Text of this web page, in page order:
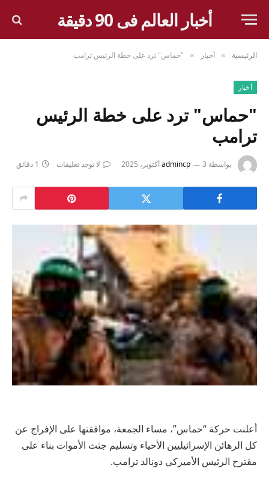
أخبار العالم فى 90 دقيقة
الرئيسية » أخبار » "حماس" ترد على خطة الرئيس ترامب
أخبار
"حماس" ترد على خطة الرئيس
ترامب
بواسطة admincp 3 أكتوبر، 2025 لا توجد تعليقات 1 دقائق
أعلنت حركة “حماس”، مساء الجمعة، موافقتها على الإفراج عن
كل الرهائن الإسرائيليين الأحياء وتسليم جثث الأموات بناء على
مقترح الرئيس الأميركي دونالد ترامب.